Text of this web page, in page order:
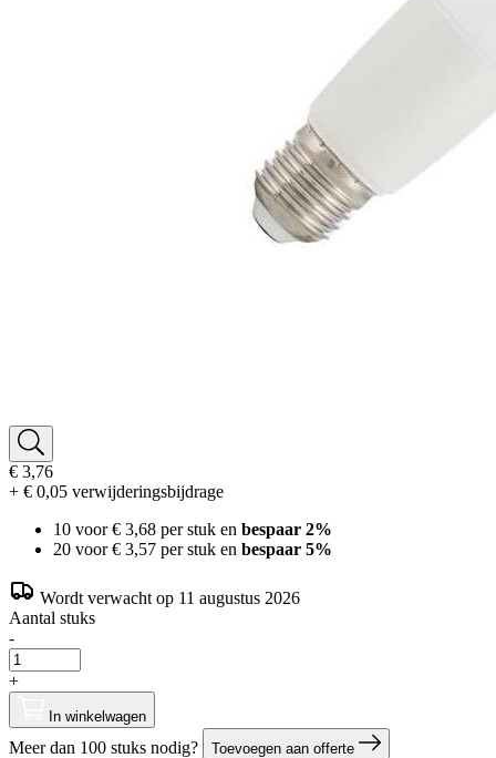
€ 3,76
+ € 0,05 verwijderingsbijdrage
10 voor€ 3,68 per stuk en bespaar 2%
20 voor€ 3,57 per stuk en bespaar 5%
Wordt verwacht op 11 augustus 2026
Aantal stuks
-
+
In winkelwagen
Meer dan 100 stuks nodig? Toevoegen aan offerte